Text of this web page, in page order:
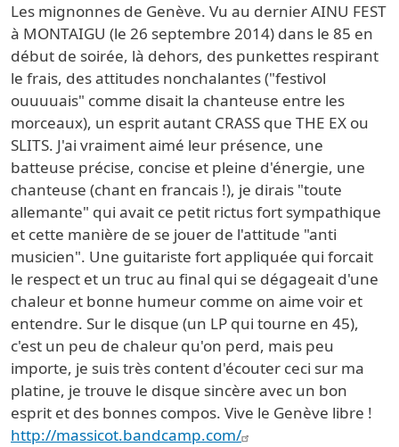
Les mignonnes de Genève. Vu au dernier AINU FEST
à MONTAIGU (le 26 septembre 2014) dans le 85 en
début de soirée, là dehors, des punkettes respirant
le frais, des attitudes nonchalantes ("festivol
ouuuuais" comme disait la chanteuse entre les
morceaux), un esprit autant CRASS que THE EX ou
SLITS. J'ai vraiment aimé leur présence, une
batteuse précise, concise et pleine d'énergie, une
chanteuse (chant en francais !), je dirais "toute
allemante" qui avait ce petit rictus fort sympathique
et cette manière de se jouer de l'attitude "anti
musicien". Une guitariste fort appliquée qui forcait
le respect et un truc au final qui se dégageait d'une
chaleur et bonne humeur comme on aime voir et
entendre. Sur le disque (un LP qui tourne en 45),
c'est un peu de chaleur qu'on perd, mais peu
importe, je suis très content d'écouter ceci sur ma
platine, je trouve le disque sincère avec un bon
esprit et des bonnes compos. Vive le Genève libre !
http://massicot.bandcamp.com/